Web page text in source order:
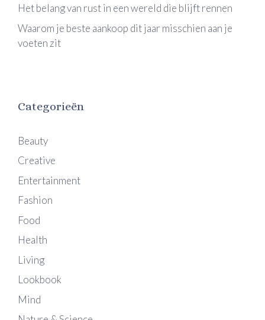
Het belang van rust in een wereld die blijft rennen
Waarom je beste aankoop dit jaar misschien aan je
voeten zit
Categorieën
Beauty
Creative
Entertainment
Fashion
Food
Health
Living
Lookbook
Mind